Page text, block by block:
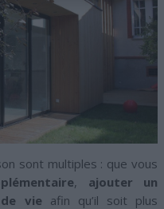
sont multiples : que vous
, ajouter un
de vie afin qu’il soit plus